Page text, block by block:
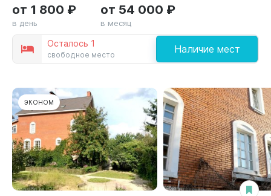
Осталось 1
свободное место Наличие мест
от 1 800 ₽
в день
от 54 000 ₽
в месяц
ЭКОНОМ